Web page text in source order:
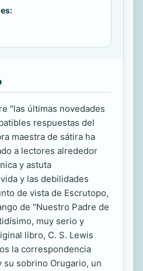
"las últimas novedades
respuestas del
maestra de sátira ha
a lectores alrededor
y astuta
y las debilidades
de vista de Escrutopo,
de "Nuestro Padre de
muy serio y
libro, C. S. Lewis
la correspondencia
sobrino Orugario, un